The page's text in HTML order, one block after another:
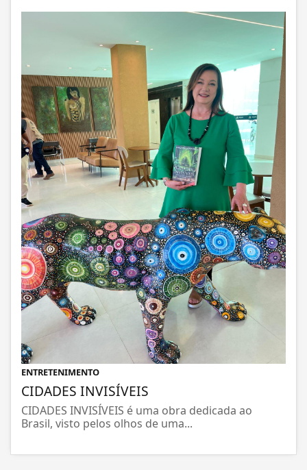
ENTRETENIMENTO
CIDADES INVISÍVEIS
CIDADES INVISÍVEIS é uma obra dedicada ao
Brasil, visto pelos olhos de uma...